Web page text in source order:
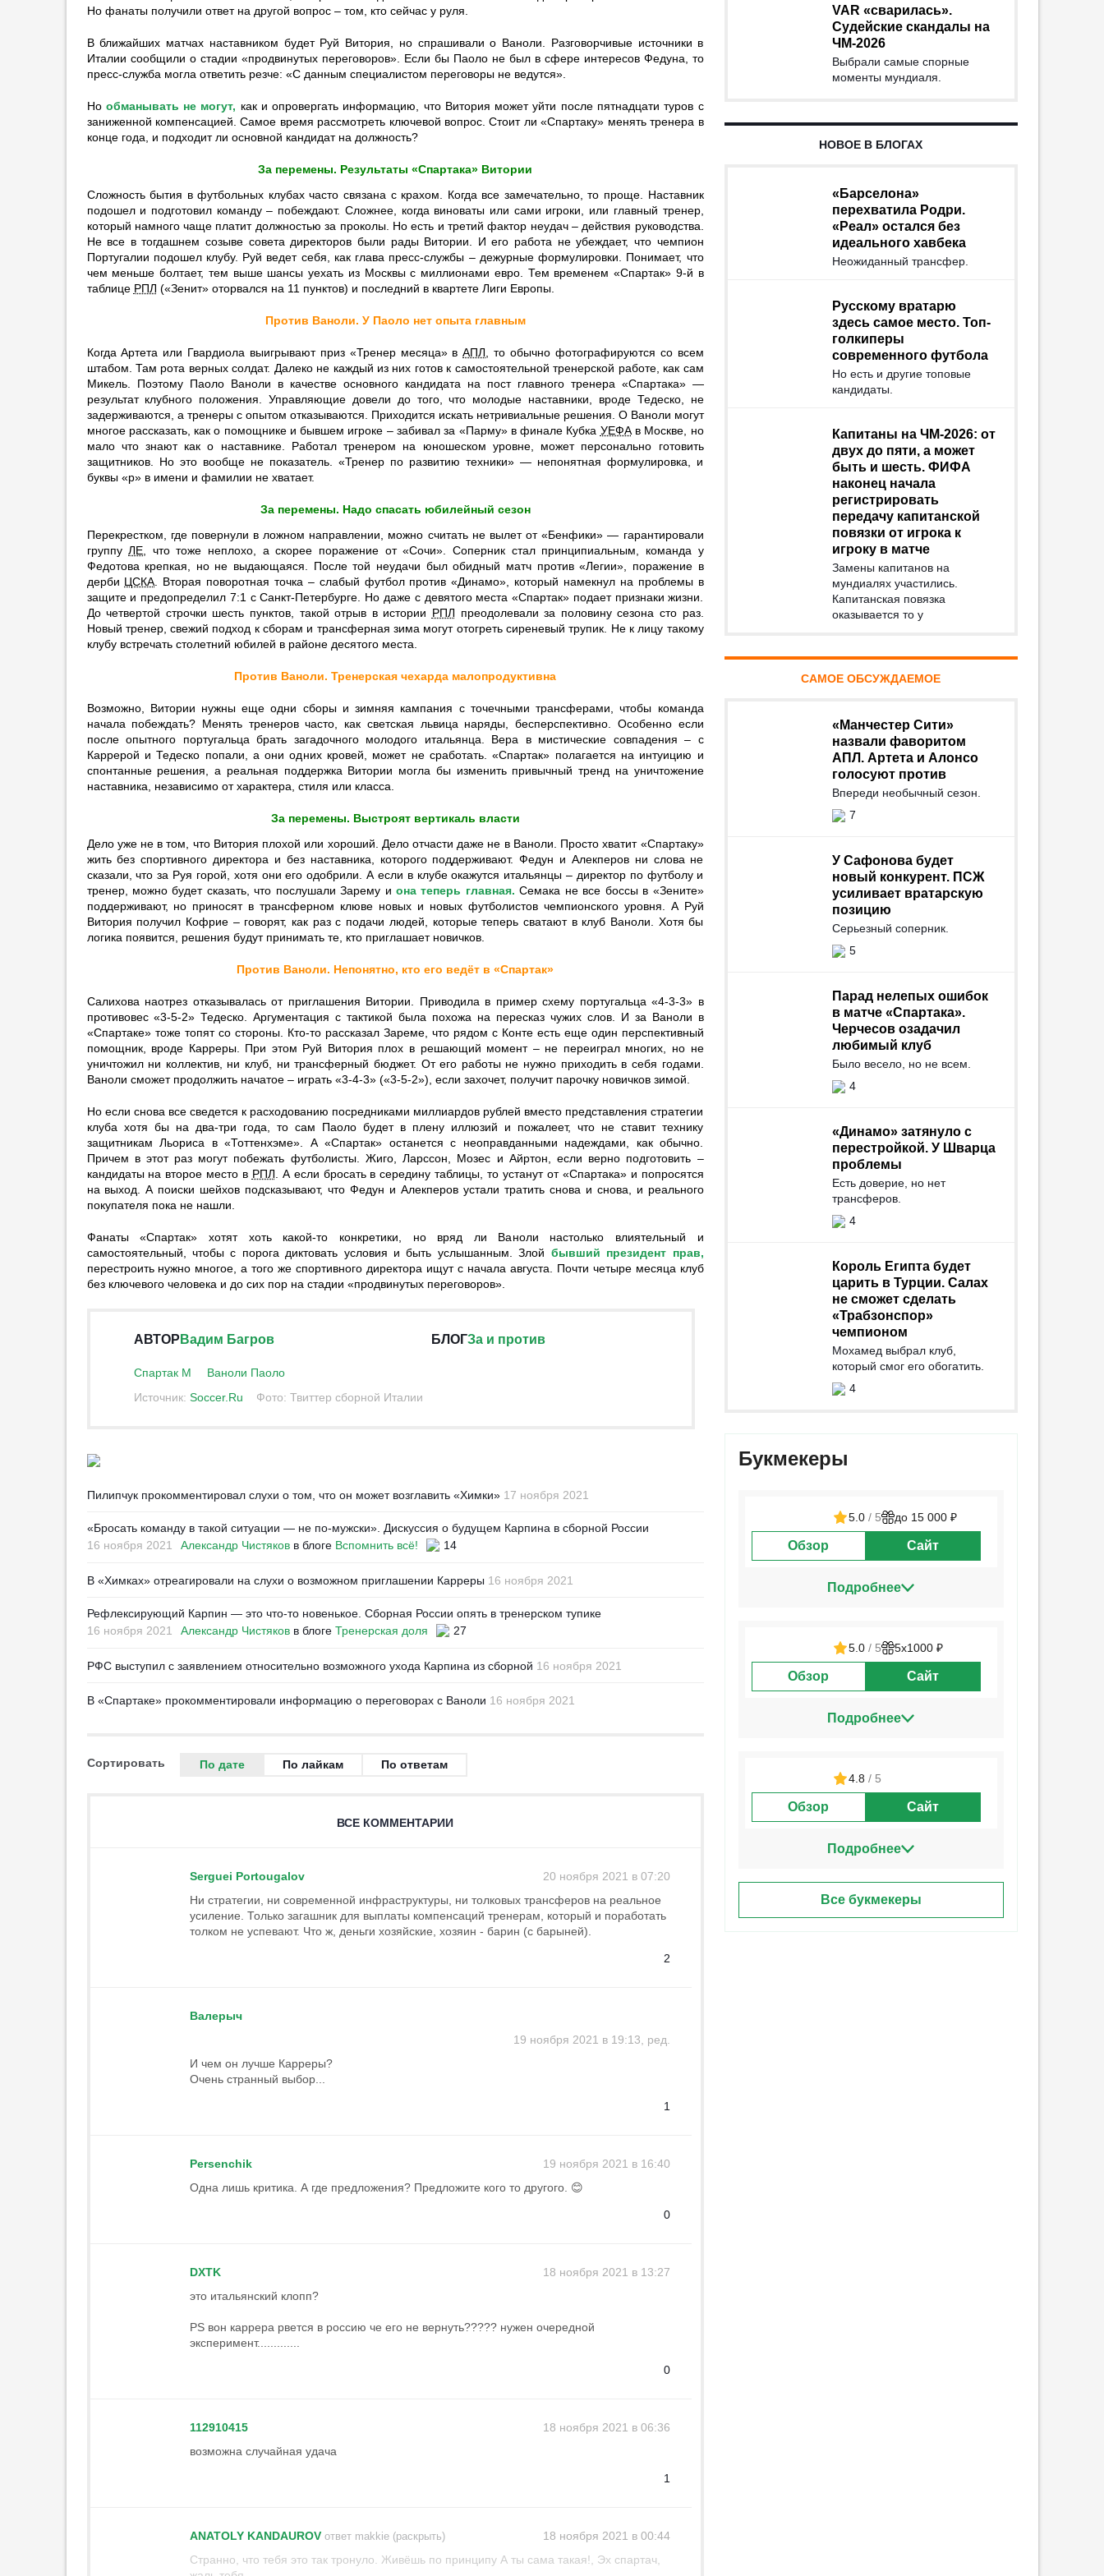
трансфера Родри
Колосков объяснил, почему
отказался от поста президента
Маринкин: «Равняюсь на Хави,
12:54
МакКенни: «Хочу завершить
карьеру в „Ювентусе“»
12:36
«Ливерпуль» сделал
предложение по трансферу
Журавель: «Слуцкий не
вернётся в РПЛ»
12:23
2
Касадо покинет «Барселону» в
ближайшие дни
12:13
Бремер опроверг слухи об уходе
Батраков попросил ускорить
оформление перехода в
«Галатасарай»
11:46
2
Асллани не перешёл в
«Лейпциг» из-за медосмотра
11:43
Слишкович возглавил «Женис»
11:34
Моуриньо ужесточил
дисциплину в «Реале»
11:29
Кержаков: «Кондаков избежал
Оуэн посоветовал «Арсеналу»
подписать Рэшфорда
«Спартак» заинтересовался
игроком сборной Кабо-Верде
10:45
3
Диоманде»
10:40
«Барселона» повысила
предложение за Родри до 60
млн евро
Хорничек хочет стать первым
номером «Ньюкасла»
10:19
1
Агент Брайана Родригеса
подтвердил переговоры с
ЦСКА
09:26
Журавель: «ЦСКА, „Динамо“ и
„Локомотив“ не поборются за
золото»
ФИФА сохранила трансферный
запрет «Генчлербирлиги» из-за
VAR «сварилась».
Судейские скандалы на
ЧМ-2026
Выбрали самые спорные
моменты мундиаля.
НОВОЕ В БЛОГАХ
«Барселона»
перехватила Родри.
«Реал» остался без
идеального хавбека
Неожиданный трансфер.
Русскому вратарю
здесь самое место. Топ-
голкиперы
современного футбола
Но есть и другие топовые
кандидаты.
Капитаны на ЧМ-2026: от
двух до пяти, а может
быть и шесть. ФИФА
наконец начала
регистрировать
передачу капитанской
повязки от игрока к
игроку в матче
Замены капитанов на
мундиалях участились.
Капитанская повязка
оказывается то у
САМОЕ ОБСУЖДАЕМОЕ
«Манчестер Сити»
назвали фаворитом
АПЛ. Артета и Алонсо
голосуют против
Впереди необычный сезон.
7
У Сафонова будет
новый конкурент. ПСЖ
усиливает вратарскую
позицию
Серьезный соперник.
5
Парад нелепых ошибок
в матче «Спартака».
Черчесов озадачил
любимый клуб
Было весело, но не всем.
4
«Динамо» затянуло с
перестройкой. У Шварца
проблемы
Есть доверие, но нет
трансферов.
4
Король Египта будет
царить в Турции. Салах
не сможет сделать
«Трабзонспор»
чемпионом
Мохамед выбрал клуб,
который смог его обогатить.
4
Букмекеры
5.0 / 5 до 15 000 ₽
Обзор Сайт
Подробнее
5.0 / 5 5х1000 ₽
Обзор Сайт
Подробнее
4.8 / 5
Обзор Сайт
Подробнее
Все букмекеры
Но фанаты получили ответ на другой вопрос – том, кто сейчас у руля.
В ближайших матчах наставником будет Руй Витория, но спрашивали о Ваноли. Разговорчивые источники в
Италии сообщили о стадии «продвинутых переговоров». Если бы Паоло не был в сфере интересов Федуна, то
пресс-служба могла ответить резче: «С данным специалистом переговоры не ведутся».
Но обманывать не могут, как и опровергать информацию, что Витория может уйти после пятнадцати туров с
заниженной компенсацией. Самое время рассмотреть ключевой вопрос. Стоит ли «Спартаку» менять тренера в
конце года, и подходит ли основной кандидат на должность?
За перемены. Результаты «Спартака» Витории
Сложность бытия в футбольных клубах часто связана с крахом. Когда все замечательно, то проще. Наставник
подошел и подготовил команду – побеждают. Сложнее, когда виноваты или сами игроки, или главный тренер,
который намного чаще платит должностью за проколы. Но есть и третий фактор неудач – действия руководства.
Не все в тогдашнем созыве совета директоров были рады Витории. И его работа не убеждает, что чемпион
Португалии подошел клубу. Руй ведет себя, как глава пресс-службы – дежурные формулировки. Понимает, что
чем меньше болтает, тем выше шансы уехать из Москвы с миллионами евро. Тем временем «Спартак» 9-й в
таблице РПЛ («Зенит» оторвался на 11 пунктов) и последний в квартете Лиги Европы.
Против Ваноли. У Паоло нет опыта главным
Когда Артета или Гвардиола выигрывают приз «Тренер месяца» вАПЛ , то обычно фотографируются со всем
штабом. Там рота верных солдат. Далеко не каждый из них готов к самостоятельной тренерской работе, как сам
Микель. Поэтому Паоло Ваноли в качестве основного кандидата на пост главного тренера «Спартака» —
результат клубного положения. Управляющие довели до того, что молодые наставники, вроде Тедеско, не
задерживаются, а тренеры с опытом отказываются. Приходится искать нетривиальные решения. О Ваноли могут
многое рассказать, как о помощнике и бывшем игроке – забивал за «Парму» в финале Кубка УЕФАв Москве, но
мало что знают как о наставнике. Работал тренером на юношеском уровне, может персонально готовить
защитников. Но это вообще не показатель. «Тренер по развитию техники» — непонятная формулировка, и
буквы «р» в имени и фамилии не хватает.
За перемены. Надо спасать юбилейный сезон
Перекрестком, где повернули в ложном направлении, можно считать не вылет от «Бенфики» — гарантировали
группуЛЕ , что тоже неплохо, а скорее поражение от «Сочи». Соперник стал принципиальным, команда у
Федотова крепкая, но не выдающаяся. После той неудачи был обидный матч против «Легии», поражение в
дерби ЦСКА . Вторая поворотная точка – слабый футбол против «Динамо», который намекнул на проблемы в
защите и предопределил 7:1 с Санкт-Петербурге. Но даже с девятого места «Спартак» подает признаки жизни.
До четвертой строчки шесть пунктов, такой отрыв в истории РПЛ преодолевали за половину сезона сто раз.
Новый тренер, свежий подход к сборам и трансферная зима могут отогреть сиреневый трупик. Не к лицу такому
клубу встречать столетний юбилей в районе десятого места.
Против Ваноли. Тренерская чехарда малопродуктивна
Возможно, Витории нужны еще одни сборы и зимняя кампания с точечными трансферами, чтобы команда
начала побеждать? Менять тренеров часто, как светская львица наряды, бесперспективно. Особенно если
после опытного португальца брать загадочного молодого итальянца. Вера в мистические совпадения – с
Каррерой и Тедеско попали, а они одних кровей, может не сработать. «Спартак» полагается на интуицию и
спонтанные решения, а реальная поддержка Витории могла бы изменить привычный тренд на уничтожение
наставника, независимо от характера, стиля или класса.
За перемены. Выстроят вертикаль власти
Дело уже не в том, что Витория плохой или хороший. Дело отчасти даже не в Ваноли. Просто хватит «Спартаку»
жить без спортивного директора и без наставника, которого поддерживают. Федун и Алекперов ни слова не
сказали, что за Руя горой, хотя они его одобрили. А если в клубе окажутся итальянцы – директор по футболу и
тренер, можно будет сказать, что послушали Зарему и она теперь главная. Семака не все боссы в «Зените»
поддерживают, но приносят в трансферном клюве новых и новых футболистов чемпионского уровня. А Руй
Витория получил Кофрие – говорят, как раз с подачи людей, которые теперь сватают в клуб Ваноли. Хотя бы
логика появится, решения будут принимать те, кто приглашает новичков.
Против Ваноли. Непонятно, кто его ведёт в «Спартак»
Салихова наотрез отказывалась от приглашения Витории. Приводила в пример схему португальца «4-3-3» в
противовес «3-5-2» Тедеско. Аргументация с тактикой была похожа на пересказ чужих слов. И за Ваноли в
«Спартаке» тоже топят со стороны. Кто-то рассказал Зареме, что рядом с Конте есть еще один перспективный
помощник, вроде Карреры. При этом Руй Витория плох в решающий момент – не переиграл многих, но не
уничтожил ни коллектив, ни клуб, ни трансферный бюджет. От его работы не нужно приходить в себя годами.
Ваноли сможет продолжить начатое – играть «3-4-3» («3-5-2»), если захочет, получит парочку новичков зимой.
Но если снова все сведется к расходованию посредниками миллиардов рублей вместо представления стратегии
клуба хотя бы на два-три года, то сам Паоло будет в плену иллюзий и пожалеет, что не ставит технику
защитникам Льориса в «Тоттенхэме». А «Спартак» останется с неоправданными надеждами, как обычно.
Причем в этот раз могут побежать футболисты. Жиго, Ларссон, Мозес и Айртон, если верно подготовить –
кандидаты на второе место в РПЛ . А если бросать в середину таблицы, то устанут от «Спартака» и попросятся
на выход. А поиски шейхов подсказывают, что Федун и Алекперов устали тратить снова и снова, и реального
покупателя пока не нашли.
Фанаты «Спартак» хотят хоть какой-то конкретики, но вряд ли Ваноли настолько влиятельный и
самостоятельный, чтобы с порога диктовать условия и быть услышанным. Злой бывший президент прав,
перестроить нужно многое, а того же спортивного директора ищут с начала августа. Почти четыре месяца клуб
без ключевого человека и до сих пор на стадии «продвинутых переговоров».
АВТОР Вадим Багров БЛОГЗа и против
Спартак М
Ваноли Паоло
Источник: Soccer.Ru Фото: Твиттер сборной Италии
Пилипчук прокомментировал слухи о том, что он может возглавить «Химки» 17 ноября 2021
«Бросать команду в такой ситуации — не по-мужски». Дискуссия о будущем Карпина в сборной России
16 ноября 2021
Александр Чистяковв блоге Вспомнить всё! 14
В «Химках» отреагировали на слухи о возможном приглашении Карреры 16 ноября 2021
Рефлексирующий Карпин — это что-то новенькое. Сборная России опять в тренерском тупике
16 ноября 2021
Александр Чистяковв блоге Тренерская доля 27
РФС выступил с заявлением относительно возможного ухода Карпина из сборной 16 ноября 2021
В «Спартаке» прокомментировали информацию о переговорах с Ваноли 16 ноября 2021
Сортировать По дате По лайкам По ответам
ВСЕ КОММЕНТАРИИ
Serguei Portougalov
20 ноября 2021 в 07:20
Ни стратегии, ни современной инфраструктуры, ни толковых трансферов на реальное
усиление. Только загашник для выплаты компенсаций тренерам, который и поработать
толком не успевают. Что ж, деньги хозяйские, хозяин - барин (с барыней).
2
Валерыч
19 ноября 2021 в 19:13, ред.
И чем он лучше Карреры?
Очень странный выбор...
1
Persenchik
19 ноября 2021 в 16:40
Одна лишь критика. А где предложения? Предложите кого то другого. 😊
0
DXTK
18 ноября 2021 в 13:27
это итальянский клопп?
PS вон каррера рвется в россию че его не вернуть????? нужен очередной
эксперимент.............
0
112910415
18 ноября 2021 в 06:36
возможна случайная удача
1
ANATOLY KANDAUROV ответ makkie (раскрыть)
18 ноября 2021 в 00:44
Странно, что тебя это так тронуло. Живёшь по принципу А ты сама такая!, Эх спартач,